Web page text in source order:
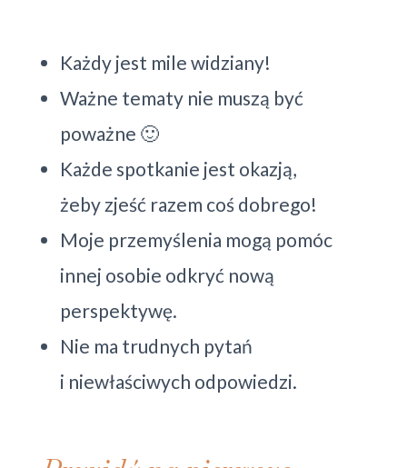
Każdy jest mile widziany!
Ważne tematy nie muszą być
poważne 🙂
Każde spotkanie jest okazją,
żeby zjeść razem coś dobrego!
Moje przemyślenia mogą pomóc
innej osobie odkryć nową
perspektywę.
Nie ma trudnych pytań
i niewłaściwych odpowiedzi.